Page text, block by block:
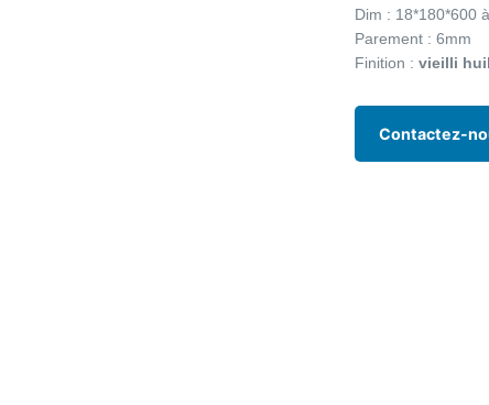
Dim : 18*180*600
Parement : 6mm
Finition :vieilli
Contactez-